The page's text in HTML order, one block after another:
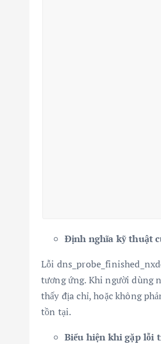
Định nghĩa kỹ thuật
Lỗi
tương ứng. Khi người dùng
thấy địa chỉ, hoặc không
tồn tại.
Biểu hiện khi gặp lỗi